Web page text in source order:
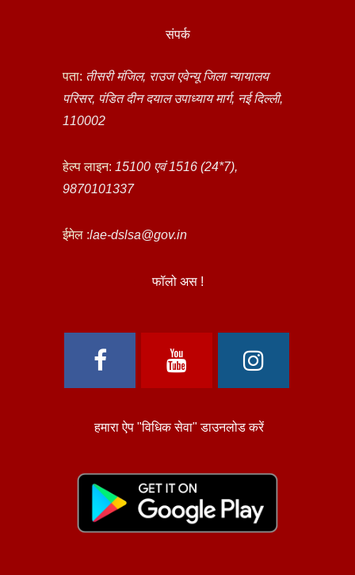
संपर्क
पता: तीसरी मंजिल, राउज एवेन्यू जिला न्यायालय
परिसर, पंडित दीन दयाल उपाध्याय मार्ग, नई दिल्ली,
110002
हेल्प लाइन: 15100 एवं 1516 (24*7),
9870101337
ईमेल :lae-dslsa@gov.in
फॉलो अस !
हमारा ऐप "विधिक सेवा" डाउनलोड करें